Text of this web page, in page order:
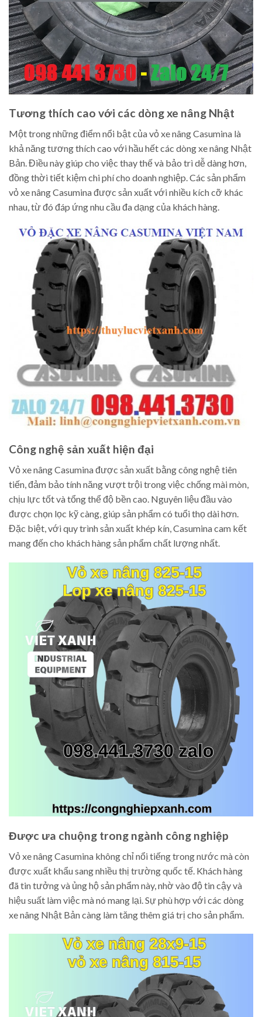
Tương thích cao với các dòng xe nâng Nhật
Một trong những điểm nổi bật của vỏ xe nâng Casumina là
khả năng tương thích cao với hầu hết các dòng xe nâng Nhật
Bản. Điều này giúp cho việc thay thế và bảo trì dễ dàng hơn,
đồng thời tiết kiệm chi phí cho doanh nghiệp. Các sản phẩm
vỏ xe nâng Casumina được sản xuất với nhiều kích cỡ khác
nhau, từ đó đáp ứng nhu cầu đa dạng của khách hàng.
Công nghệ sản xuất hiện đại
Vỏ xe nâng Casumina được sản xuất bằng công nghệ tiên
tiến, đảm bảo tính năng vượt trội trong việc chống mài mòn,
chịu lực tốt và tổng thể độ bền cao. Nguyên liệu đầu vào
được chọn lọc kỹ càng, giúp sản phẩm có tuổi thọ dài hơn.
Đặc biệt, với quy trình sản xuất khép kín, Casumina cam kết
mang đến cho khách hàng sản phẩm chất lượng nhất.
Được ưa chuộng trong ngành công nghiệp
Vỏ xe nâng Casumina không chỉ nổi tiếng trong nước mà còn
được xuất khẩu sang nhiều thị trường quốc tế. Khách hàng
đã tin tưởng và ủng hộ sản phẩm này, nhờ vào độ tin cậy và
hiệu suất làm việc mà nó mang lại. Sự phù hợp với các dòng
xe nâng Nhật Bản càng làm tăng thêm giá trị cho sản phẩm.